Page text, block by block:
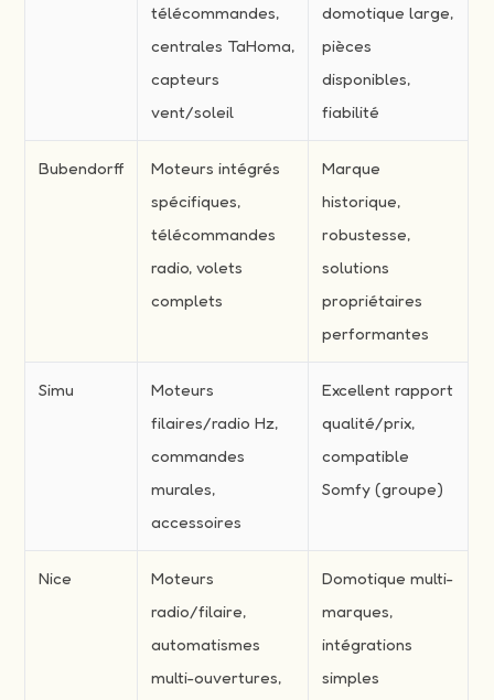
télécommandes,
centrales TaHoma,
capteurs
vent/soleil
domotique large,
pièces
disponibles,
fiabilité
Bubendorff
Moteurs intégrés
spécifiques,
télécommandes
radio, volets
complets
Marque
historique,
robustesse,
solutions
propriétaires
performantes
Simu
Moteurs
filaires/radio Hz,
commandes
murales,
accessoires
Excellent rapport
qualité/prix,
compatible
Somfy (groupe)
Nice
Moteurs
radio/filaire,
automatismes
multi-ouvertures,
Domotique multi-
marques,
intégrations
simples